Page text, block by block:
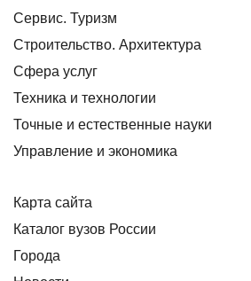
Сервис. Туризм
Строительство. Архитектура
Сфера услуг
Техника и технологии
Точные и естественные науки
Управление и экономика
Карта сайта
Каталог вузов России
Города